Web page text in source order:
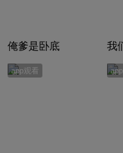
俺爹是卧底 我
app观看 app